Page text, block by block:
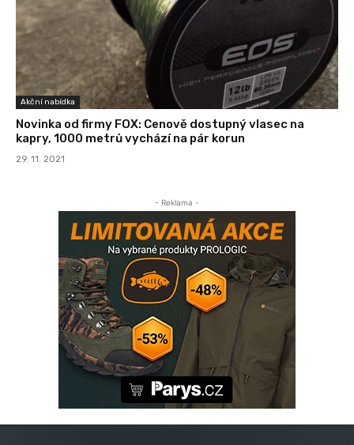
Akční nabídka
Novinka od firmy FOX: Cenově dostupný vlasec na
kapry, 1000 metrů vychází na pár korun
29. 11. 2021
- Reklama -